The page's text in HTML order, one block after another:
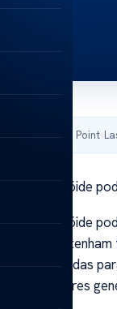
Health Point·
da Tiróide
da Tiróide
não
comprovadas
fatores